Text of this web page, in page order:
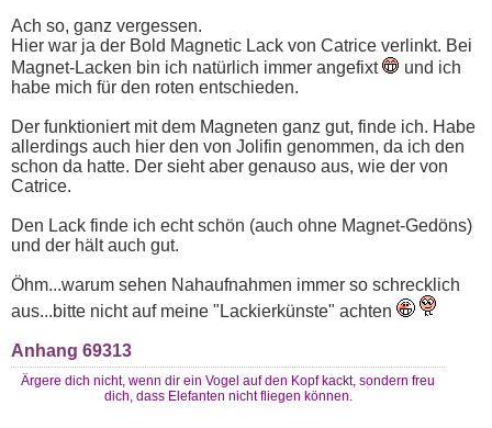
Ach so, ganz vergessen.
Hier war ja der Bold Magnetic Lack von Catrice verlinkt. Bei
Magnet-Lacken bin ich natürlich immer angefixt
und ich
habe mich für den roten entschieden.
Der funktioniert mit dem Magneten ganz gut, finde ich. Habe
allerdings auch hier den von Jolifin genommen, da ich den
schon da hatte. Der sieht aber genauso aus, wie der von
Catrice.
Den Lack finde ich echt schön (auch ohne Magnet-Gedöns)
und der hält auch gut.
Öhm...warum sehen Nahaufnahmen immer so schrecklich
aus...bitte nicht auf meine "Lackierkünste" achten
Anhang 69313
Ärgere dich nicht, wenn dir ein Vogel auf den Kopf kackt, sondern freu
dich, dass Elefanten nicht fliegen können.